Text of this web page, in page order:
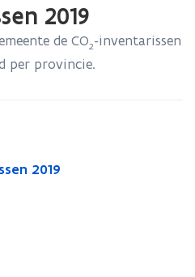
2019
de CO2-inventarissen
per provincie.
2019